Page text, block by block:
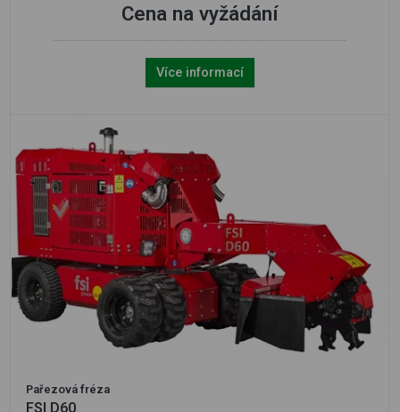
Cena na vyžádání
Více informací
Pařezová fréza
FSI D60